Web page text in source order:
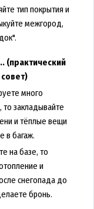
тип покрытия и
межгород,
(практический
совет)
много
закладывайте
и тёплые вещи
в багаж.
на базе, то
и
снегопада до
бронь.